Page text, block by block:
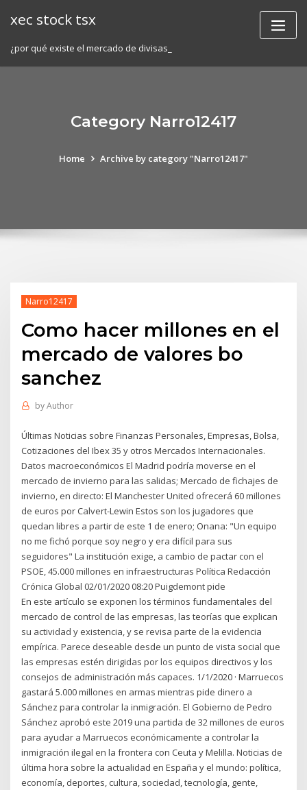
xec stock tsx
¿por qué existe el mercado de divisas_
Category Narro12417
Home Archive by category "Narro12417"
Narro12417
Como hacer millones en el
mercado de valores bo
sanchez
byAuthor
Últimas Noticias sobre Finanzas Personales, Empresas, Bolsa,
Cotizaciones del Ibex 35 y otros Mercados Internacionales.
Datos macroeconómicos El Madrid podría moverse en el
mercado de invierno para las salidas; Mercado de fichajes de
invierno, en directo: El Manchester United ofrecerá 60 millones
de euros por Calvert-Lewin Estos son los jugadores que
quedan libres a partir de este 1 de enero; Onana: "Un equipo
no me fichó porque soy negro y era difícil para sus
seguidores" La institución exige, a cambio de pactar con el
PSOE, 45.000 millones en infraestructuras Política Redacción
Crónica Global 02/01/2020 08:20 Puigdemont pide
En este artículo se exponen los términos fundamentales del
mercado de control de las empresas, las teorías que explican
su actividad y existencia, y se revisa parte de la evidencia
empírica. Parece deseable desde un punto de vista social que
las empresas estén dirigidas por los equipos directivos y los
consejos de administración más capaces. 1/1/2020 · Marruecos
gastará 5.000 millones en armas mientras pide dinero a
Sánchez para controlar la inmigración. El Gobierno de Pedro
Sánchez aprobó este 2019 una partida de 32 millones de euros
para ayudar a Marruecos económicamente a controlar la
inmigración ilegal en la frontera con Ceuta y Melilla. Noticias de
última hora sobre la actualidad en España y el mundo: política,
economía, deportes, cultura, sociedad, tecnología, gente,